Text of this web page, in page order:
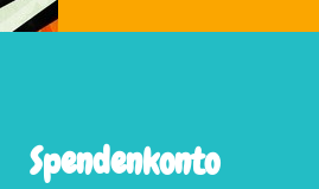
Spendenkonto